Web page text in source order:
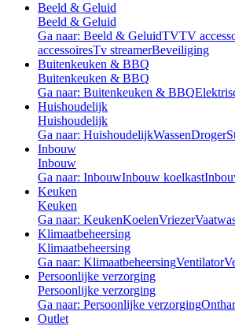
Beeld & Geluid
Beeld & Geluid
Ga naar: Beeld & GeluidTVTV
accessoiresTv streamerBeveiliging
Buitenkeuken & BBQ
Buitenkeuken & BBQ
Ga naar: Buitenkeuken & BBQ
Huishoudelijk
Huishoudelijk
Ga naar: HuishoudelijkWassenDroger
Inbouw
Inbouw
Ga naar: InbouwInbouw koelkast
Keuken
Keuken
Ga naar: KeukenKoelenVriezer
Klimaatbeheersing
Klimaatbeheersing
Ga naar: KlimaatbeheersingVentilator
Persoonlijke verzorging
Persoonlijke verzorging
Ga naar: Persoonlijke verzorging
Outlet